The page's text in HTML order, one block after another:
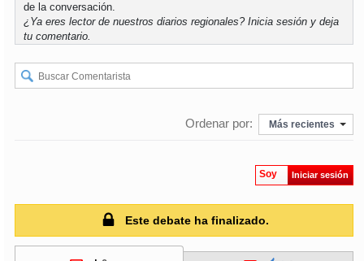
de la conversación.
¿Ya eres lector de nuestros diarios regionales?Inicia sesión y deja
tu comentario.
Ordenar por: Más recientes
Soy Iniciar sesión
Este debate ha finalizado.